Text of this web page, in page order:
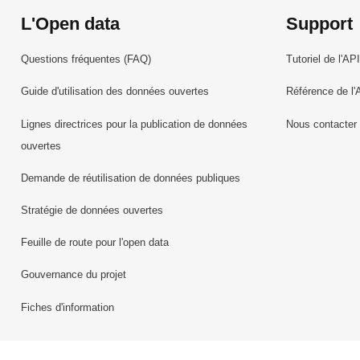
L'Open data
Questions fréquentes (FAQ)
Guide d'utilisation des données ouvertes
Lignes directrices pour la publication de données
ouvertes
Demande de réutilisation de données publiques
Stratégie de données ouvertes
Feuille de route pour l'open data
Gouvernance du projet
Fiches d'information
Support
Tutoriel de l'API
Référence de
Nous contacter